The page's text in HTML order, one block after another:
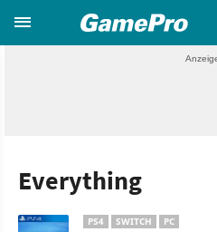
Everything
PS4 SWITCH PC